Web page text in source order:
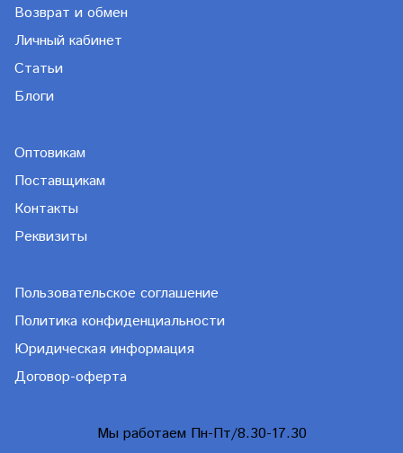
Возврат и обмен
Личный кабинет
Статьи
Блоги
Оптовикам
Поставщикам
Контакты
Реквизиты
Пользовательское соглашение
Политика конфиденциальности
Юридическая информация
Договор-оферта
Мы работаем Пн-Пт/8.30-17.30